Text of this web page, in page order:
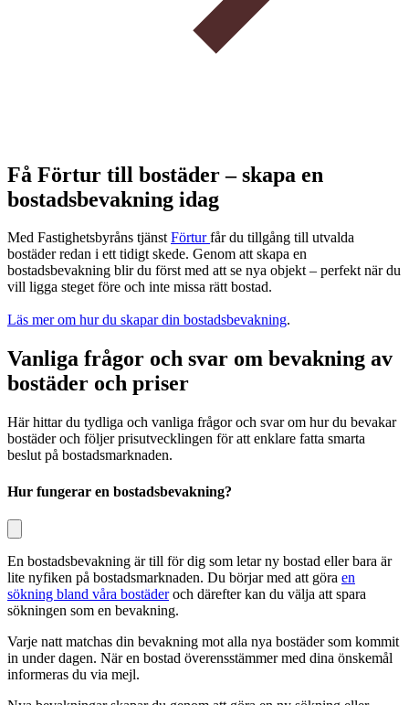
Få Förtur till bostäder – skapa en
bostadsbevakning idag
Med Fastighetsbyråns tjänstFörturfår du tillgång till utvalda
bostäder redan i ett tidigt skede. Genom att skapa en
bostadsbevakning blir du först med att se nya objekt – perfekt när du
vill ligga steget före och inte missa rätt bostad.
Läs mer om hur du skapar din bostadsbevakning.
Vanliga frågor och svar om bevakning av
bostäder och priser
Här hittar du tydliga och vanliga frågor och svar om hur du bevakar
bostäder och följer prisutvecklingen för att enklare fatta smarta
beslut på bostadsmarknaden.
Hur fungerar en bostadsbevakning?
En bostadsbevakning är till för dig som letar ny bostad eller bara är
lite nyfiken på bostadsmarknaden. Du börjar med att göra en
sökning bland våra bostäderoch därefter kan du välja att spara
sökningen som en bevakning.
Varje natt matchas din bevakning mot alla nya bostäder som kommit
in under dagen. När en bostad överensstämmer med dina önskemål
informeras du via mejl.